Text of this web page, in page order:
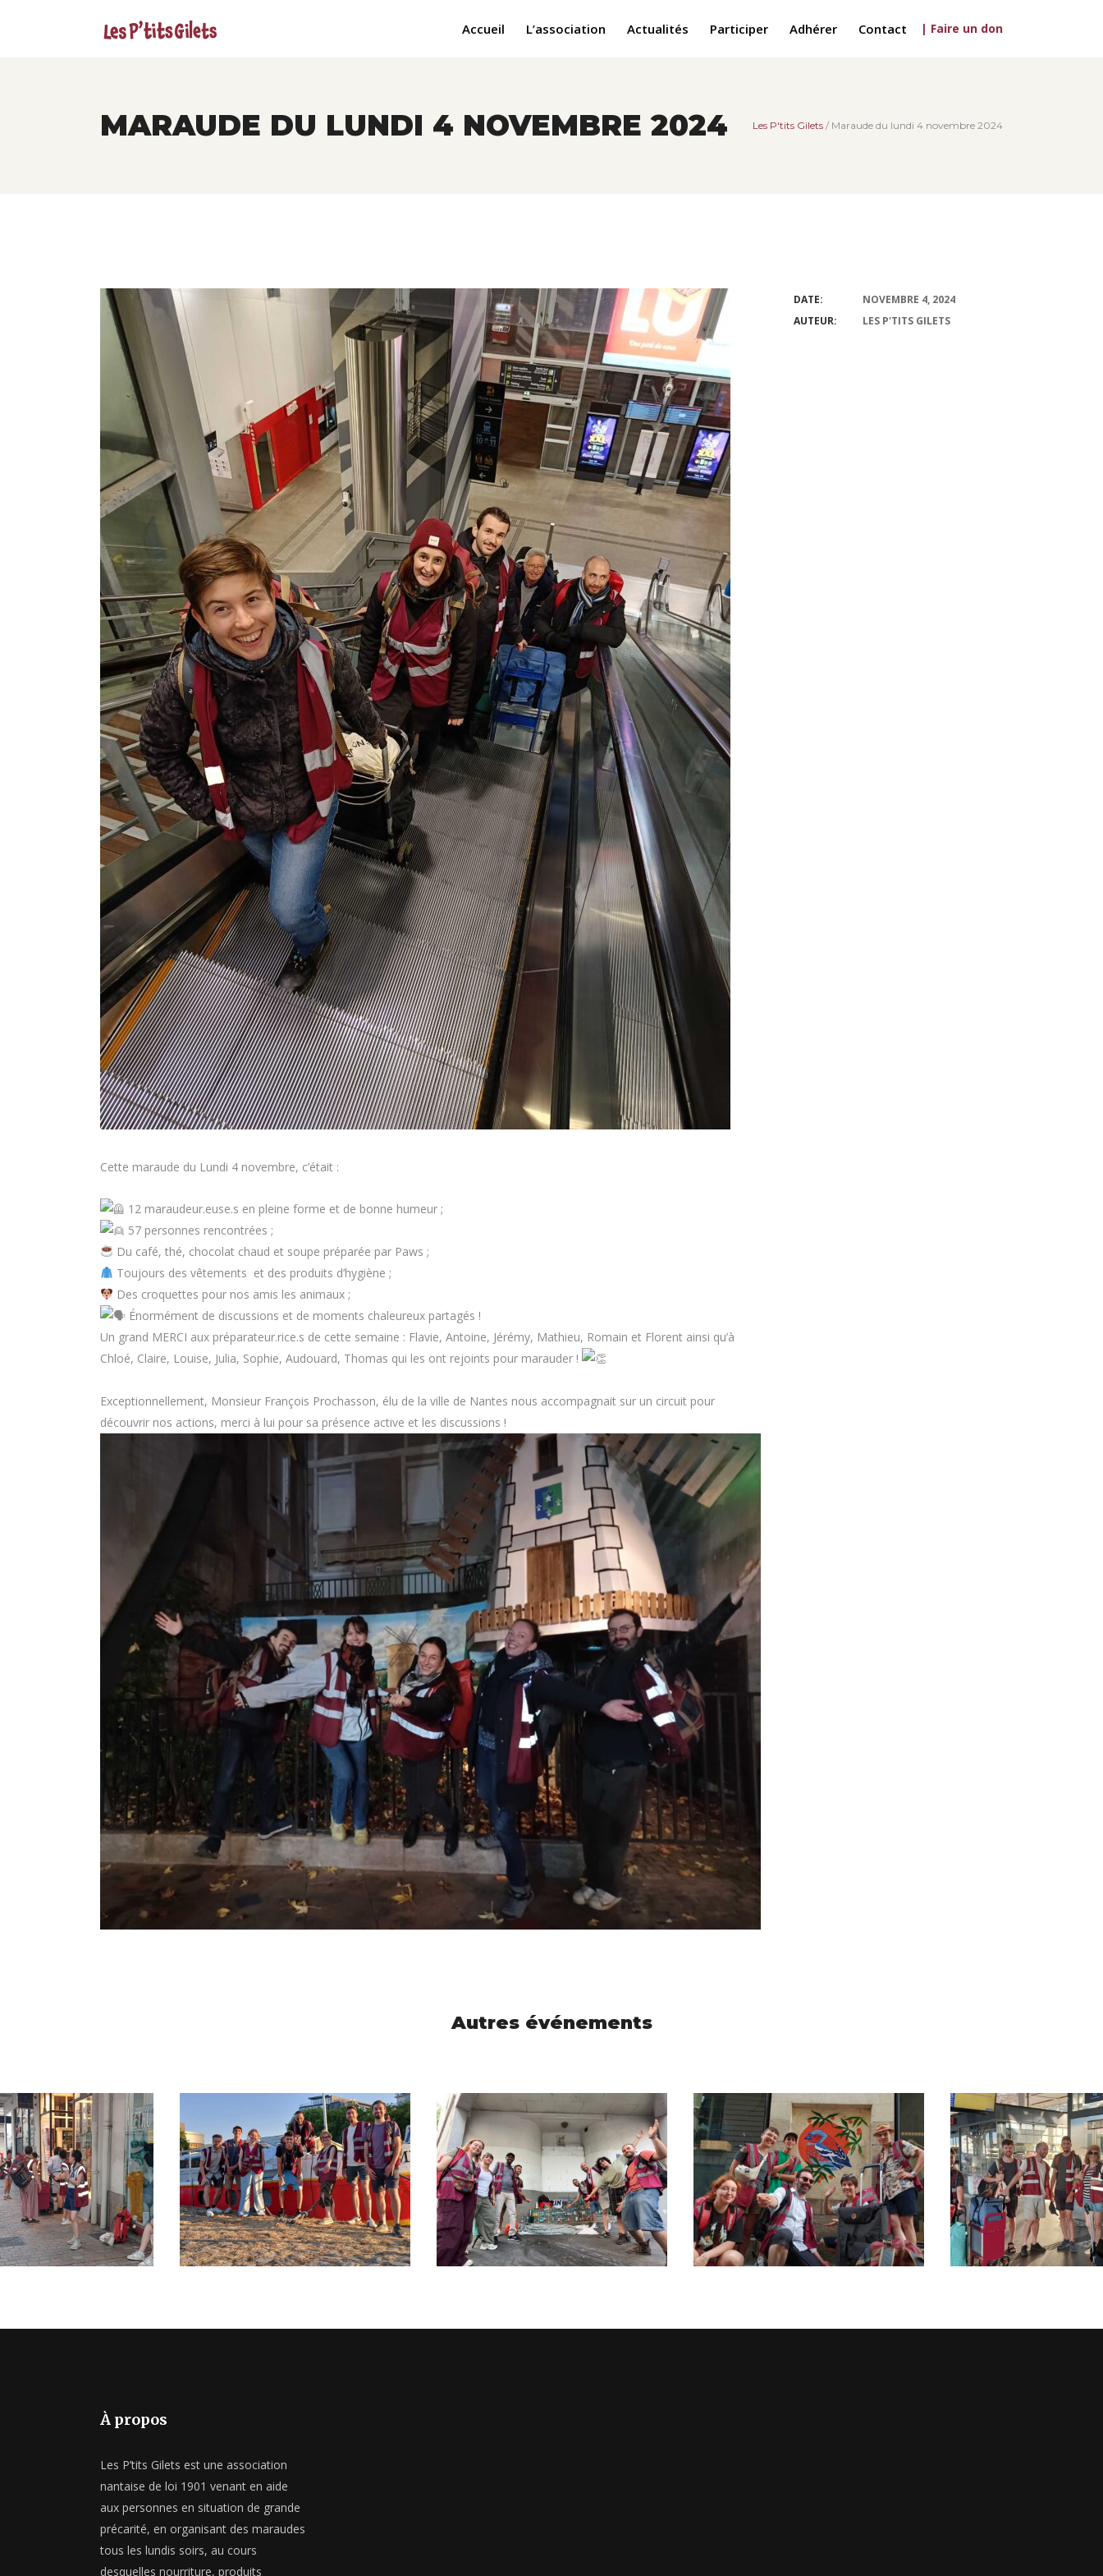
Accueil L’association Actualités Participer Adhérer Contact | Faire un don
MARAUDE DU LUNDI 4 NOVEMBRE 2024 Les P'tits Gilets / Maraude du lundi 4 novembre 2024
Cette maraude du Lundi 4 novembre, c’était :
12 maraudeur.euse.s en pleine forme et de bonne humeur ;
57 personnes rencontrées ;
Du café, thé, chocolat chaud et soupe préparée par Paws ;
Toujours des vêtements et des produits d’hygiène ;
Des croquettes pour nos amis les animaux ;
Énormément de discussions et de moments chaleureux partagés !
Un grand MERCI aux préparateur.rice.s de cette semaine : Flavie, Antoine, Jérémy, Mathieu, Romain et Florent ainsi qu’à
Chloé, Claire, Louise, Julia, Sophie, Audouard, Thomas qui les ont rejoints pour marauder !
Exceptionnellement, Monsieur François Prochasson, élu de la ville de Nantes nous accompagnait sur un circuit pour
découvrir nos actions, merci à lui pour sa présence active et les discussions !
DATE:
NOVEMBRE 4, 2024
AUTEUR:
LES P'TITS GILETS
Autres événements
MARAUDE DU LUNDI
27 JUILLET 2026
MARAUDE DU LUNDI
20 JUILLET 2026
MARAUDE DU LUNDI
13 JUILLET 2026
MARAUDE DU LUNDI
06 JUILLET 2026
À propos
Les P’tits Gilets est une association
nantaise de loi 1901 venant en aide
aux personnes en situation de grande
précarité, en organisant des maraudes
tous les lundis soirs, au cours
desquelles nourriture, produits